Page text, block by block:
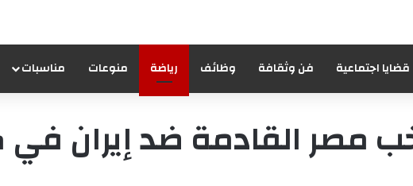
قضايا اجتماعية فن وثقافة وظائف رياضة منوعات مناسبات